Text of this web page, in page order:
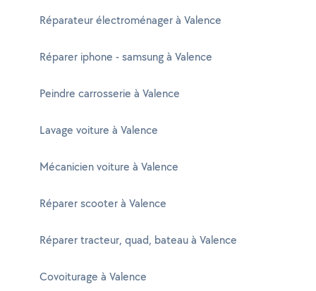
Réparateur électroménager à Valence
Réparer iphone - samsung à Valence
Peindre carrosserie à Valence
Lavage voiture à Valence
Mécanicien voiture à Valence
Réparer scooter à Valence
Réparer tracteur, quad, bateau à Valence
Covoiturage à Valence